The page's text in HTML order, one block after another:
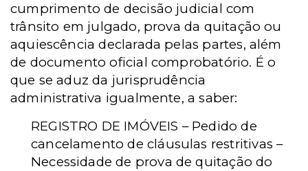
cumprimento de decisão judicial com
trânsito em julgado, prova da quitação ou
aquiescência declarada pelas partes, além
de documento oficial comprobatório. É o
que se aduz da jurisprudência
administrativa igualmente, a saber:
REGISTRO DE IMÓVEIS – Pedido de
cancelamento de cláusulas restritivas –
Necessidade de prova de quitação do